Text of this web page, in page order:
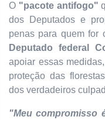
O "pacote antifogo"
dos Deputados e
penas para quem for
Deputado federal
apoiar essas
proteção das
dos verdadeiros
"Meu compromisso